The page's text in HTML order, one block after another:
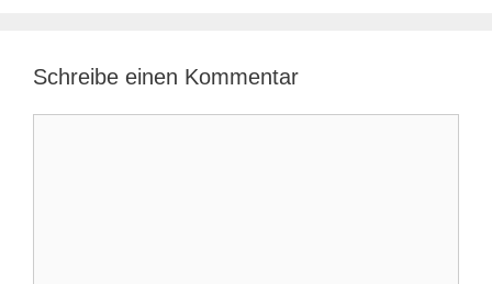
Schreibe einen Kommentar